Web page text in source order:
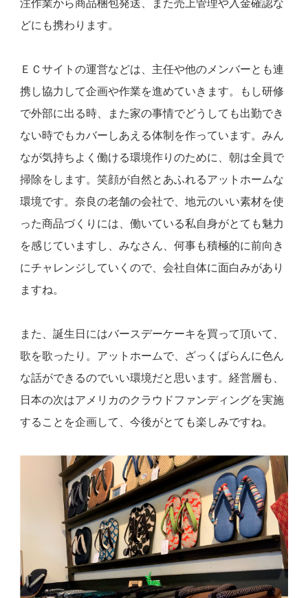
注作業から商品梱包発送、また売上管理や入金確認な
どにも携わります。
ＥＣサイトの運営などは、主任や他のメンバーとも連
携し協力して企画や作業を進めていきます。もし研修
で外部に出る時、また家の事情でどうしても出勤でき
ない時でもカバーしあえる体制を作っています。みん
なが気持ちよく働ける環境作りのために、朝は全員で
掃除をします。笑顔が自然とあふれるアットホームな
環境です。奈良の老舗の会社で、地元のいい素材を使
った商品づくりには、働いている私自身がとても魅力
を感じていますし、みなさん、何事も積極的に前向き
にチャレンジしていくので、会社自体に面白みがあり
ますね。
また、誕生日にはバースデーケーキを買って頂いて、
歌を歌ったり。アットホームで、ざっくばらんに色ん
な話ができるのでいい環境だと思います。経営層も、
日本の次はアメリカのクラウドファンディングを実施
することを企画して、今後がとても楽しみですね。